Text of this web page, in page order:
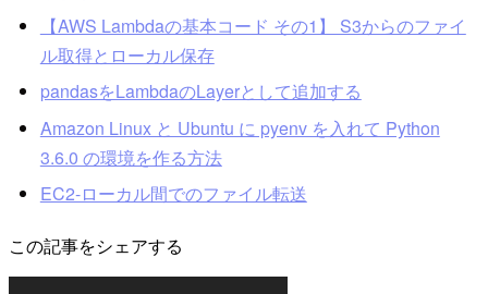
【AWS Lambdaの基本コード その1】 S3からのファイ
ル取得とローカル保存
pandasをLambdaのLayerとして追加する
Amazon Linux と Ubuntu に pyenv を入れて Python
3.6.0 の環境を作る方法
EC2-ローカル間でのファイル転送
この記事をシェアする